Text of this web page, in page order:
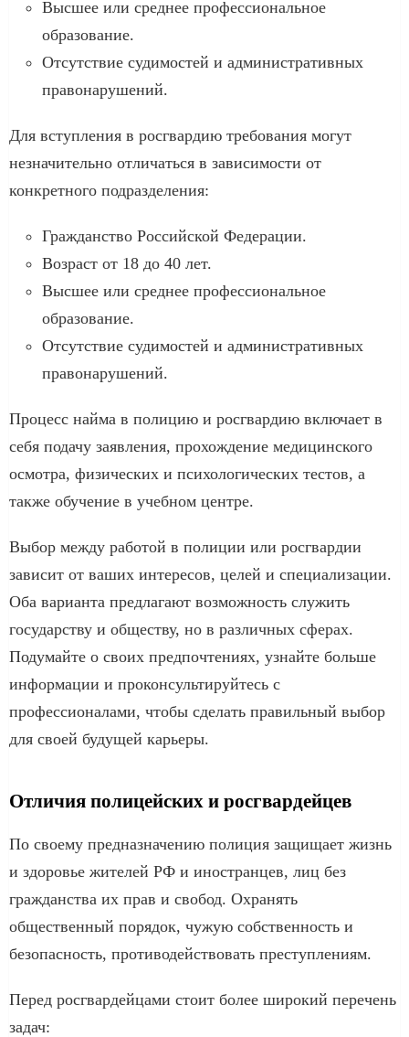
Высшее или среднее профессиональное
образование.
Отсутствие судимостей и административных
правонарушений.
Для вступления в росгвардию требования могут
незначительно отличаться в зависимости от
конкретного подразделения:
Гражданство Российской Федерации.
Возраст от 18 до 40 лет.
Высшее или среднее профессиональное
образование.
Отсутствие судимостей и административных
правонарушений.
Процесс найма в полицию и росгвардию включает в
себя подачу заявления, прохождение медицинского
осмотра, физических и психологических тестов, а
также обучение в учебном центре.
Выбор между работой в полиции или росгвардии
зависит от ваших интересов, целей и специализации.
Оба варианта предлагают возможность служить
государству и обществу, но в различных сферах.
Подумайте о своих предпочтениях, узнайте больше
информации и проконсультируйтесь с
профессионалами, чтобы сделать правильный выбор
для своей будущей карьеры.
Отличия полицейских и росгвардейцев
По своему предназначению полиция защищает жизнь
и здоровье жителей РФ и иностранцев, лиц без
гражданства их прав и свобод. Охранять
общественный порядок, чужую собственность и
безопасность, противодействовать преступлениям.
Перед росгвардейцами стоит более широкий перечень
задач: